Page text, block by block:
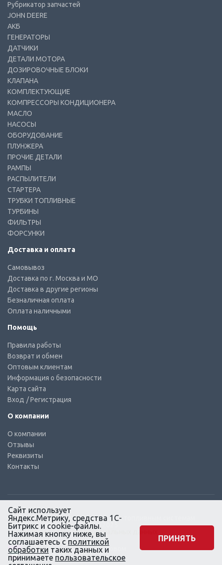
Рубрикатор запчастей
JOHN DEERE
АКБ
ГЕНЕРАТОРЫ
ДАТЧИКИ
ДЕТАЛИ МОТОРА
ДОЗИРОВОЧНЫЕ БЛОКИ
КЛАПАНА
КОМПЛЕКТУЮЩИЕ
КОМПРЕССОРЫ КОНДИЦИОНЕРА
МАСЛО
НАСОСЫ
ОБОРУДОВАНИЕ
ПЛУНЖЕРА
ПРОЧИЕ ДЕТАЛИ
РАМПЫ
РАСПЫЛИТЕЛИ
СТАРТЕРА
ТРУБКИ ТОПЛИВНЫЕ
ТУРБИНЫ
ФИЛЬТРЫ
ФОРСУНКИ
Доставка и оплата
Самовывоз
Доставка по г. Москва и МО
Доставка в другие регионы
Безналичная оплата
Оплата наличными
Помощь
Правила работы
Возврат и обмен
Оптовым клиентам
Информация о безопасности
Карта сайта
Вход / Регистрация
О компании
О компании
Отзывы
Реквизиты
Контакты
© КТС-Дизель – Комплектующие к топливным системам
Все права защищены, 2003 – 2025
Согласие на обработку персональных данных
Сайт создан в маркетинговом
агентстве KLUEV.BZ
Сайт использует
Яндекс.Метрику, средства 1С-
Битрикс и cookie-файлы.
Нажимая кнопку ниже, вы
соглашаетесь с политикой
обработки таких данных и
принимаете пользовательское
ПРИНЯТЬ